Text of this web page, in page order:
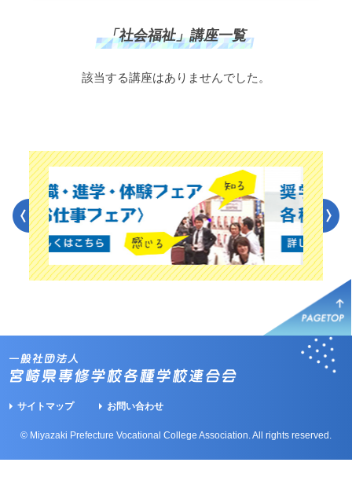
「社会福祉」講座一覧
該当する講座はありませんでした。
サイトマップ お問い合わせ
© Miyazaki Prefecture Vocational College Association. All rights reserved.